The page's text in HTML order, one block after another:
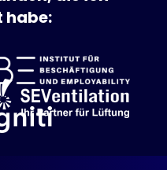
habe: